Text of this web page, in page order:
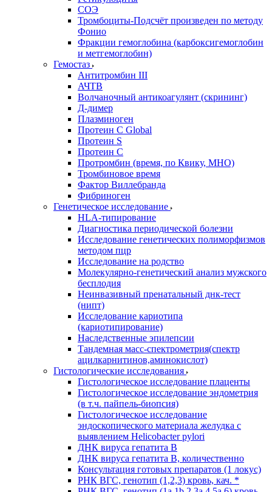
СОЭ
Тромбоциты-Подсчёт произведен по методу
Фонио
Фракции гемоглобина (карбоксигемоглобин
и метгемоглобин)
Гемостаз
Антитромбин III
АЧТВ
Волчаночный антикоагулянт (скрининг)
Д-димер
Плазминоген
Протеин C Global
Протеин S
Протеин С
Протромбин (время, по Квику, МНО)
Тромбиновое время
Фактор Виллебранда
Фибриноген
Генетическое исследование
HLA-типирование
Диагностика периодической болезни
Исследование генетических полиморфизмов
методом пцр
Исследование на родство
Молекулярно-генетический анализ мужского
бесплодия
Неинвазивный пренатальный днк-тест
(нипт)
Исследование кариотипа
(кариотипирование)
Наследственные эпилепсии
Тандемная масс-спектрометрия(спектр
ацилкарнитинов,аминокислот)
Гистологические исследования
Гистологическое исследование плаценты
Гистологическое исследование эндометрия
(в т.ч. пайпель-биопсия)
Гистологическое исследование
эндоскопического материала желудка с
выявлением Helicobacter pylori
ДНК вируса гепатита B
ДНК вируса гепатита B, количественно
Консультация готовых препаратов (1 локус)
РНК ВГC, генотип (1,2,3) кровь, кач. *